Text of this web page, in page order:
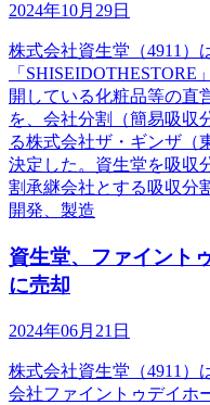
2024年10月29日
株式会社資生堂（4911）
「
開している化粧品等の直
を、会社分割（簡易吸収
る株式会社ザ・ギンザ（
決定した。資生堂を吸収
割承継会社とする吸収分
開発、製造
資生堂、ファイント
に売却
2024年06月21日
株式会社資生堂（4911）
会社ファイントゥデイホ